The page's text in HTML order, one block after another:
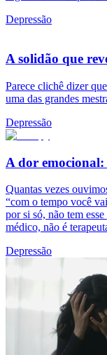
Depressão
A solidão que
Parece clichê dizer
uma das grandes
Depressão
A dor
Quantas vezes
“com o tempo você
por si só, não tem
médico, não é
Depressão